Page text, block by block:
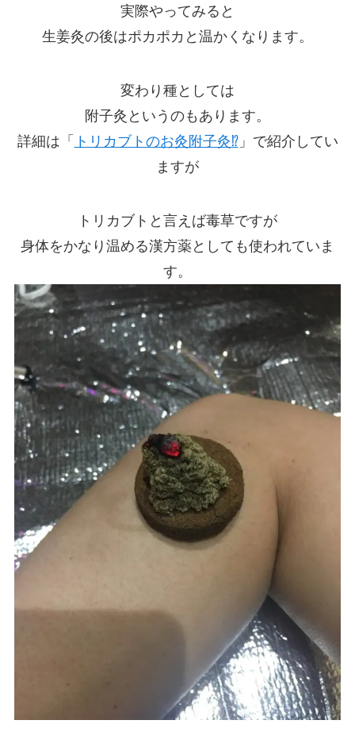
実際やってみると
生姜灸の後はポカポカと温かくなります。
変わり種としては
附子灸というのもあります。
詳細は「
トリカブトのお灸附子灸⁉」で紹介してい
ますが
トリカブトと言えば毒草ですが
身体をかなり温める漢方薬としても使われていま
す。